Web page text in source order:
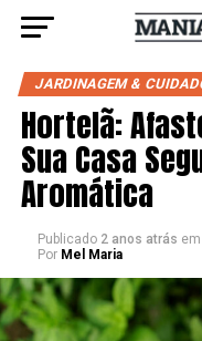
JARDINAGEM &
Hortelã:
Sua Casa
Aromática
Publicado 2 anos atrás em
Por Mel Maria